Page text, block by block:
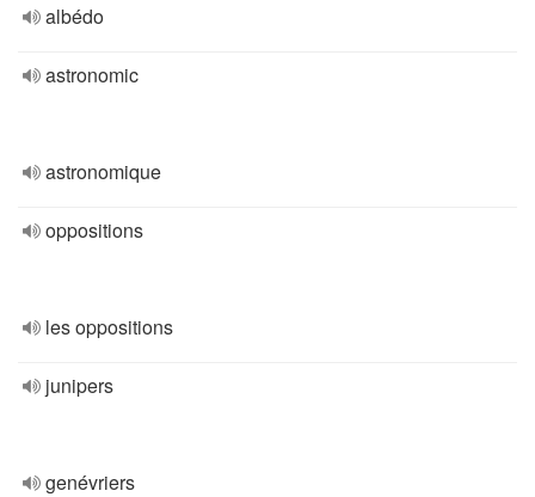
albédo
astronomic
astronomique
oppositions
les oppositions
junipers
genévriers